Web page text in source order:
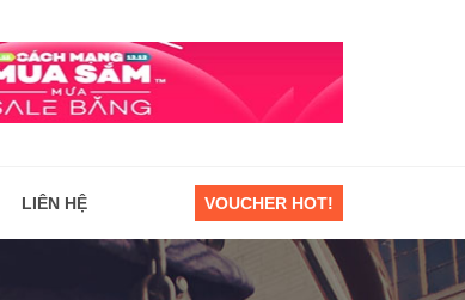
LIÊN HỆ VOUCHER HOT!